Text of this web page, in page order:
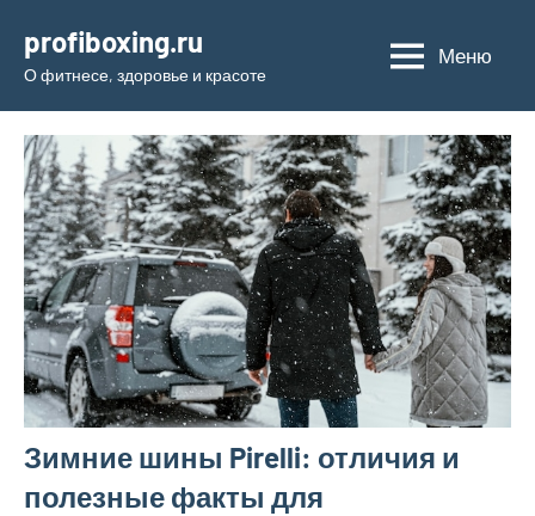
содержимому
profiboxing.ru
О фитнесе, здоровье и красоте
Меню
Зимние шины Pirelli: отличия и
полезные факты для